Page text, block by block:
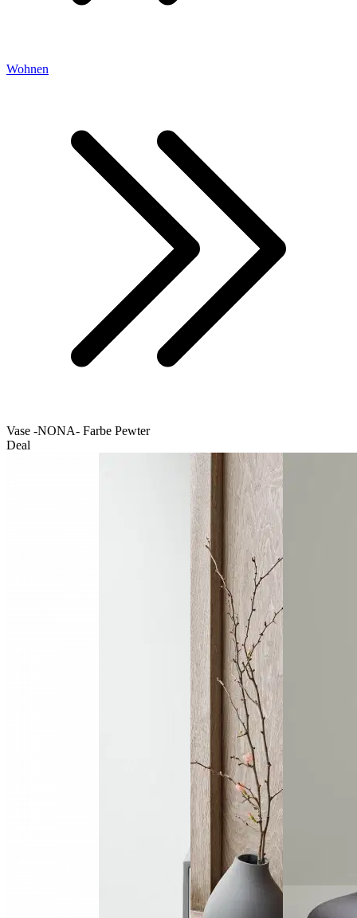
Wohnen
Vase -NONA- Farbe Pewter
Deal